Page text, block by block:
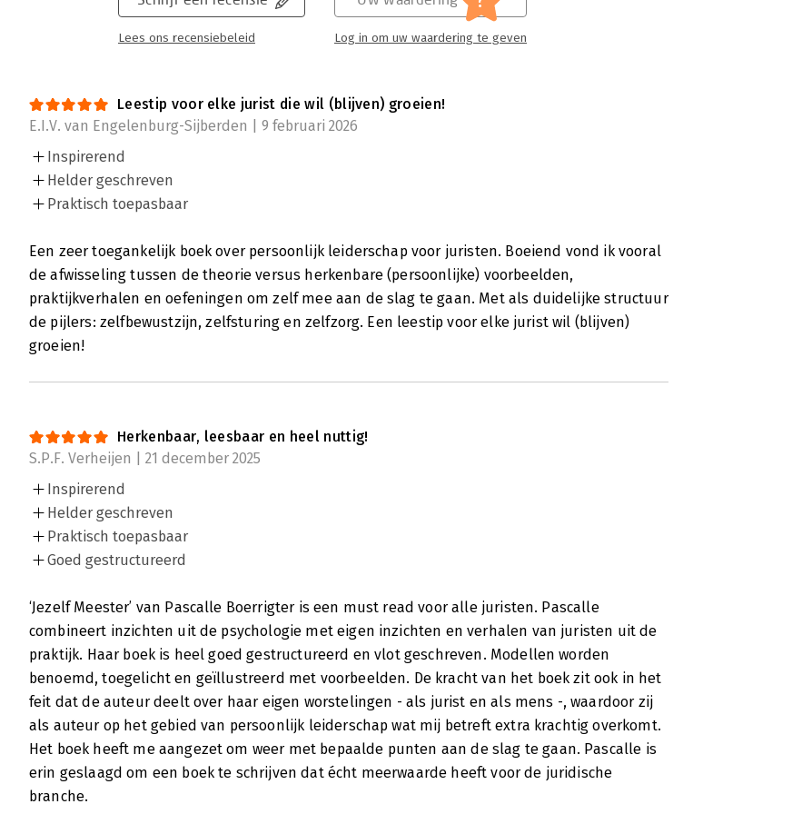
Lees ons recensiebeleid Log in om uw waardering te geven
Leestip voor elke jurist die wil (blijven) groeien!
E.I.V. van Engelenburg-Sijberden | 9 februari 2026
Inspirerend
Helder geschreven
Praktisch toepasbaar
Een zeer toegankelijk boek over persoonlijk leiderschap voor juristen. Boeiend vond ik vooral
de afwisseling tussen de theorie versus herkenbare (persoonlijke) voorbeelden,
praktijkverhalen en oefeningen om zelf mee aan de slag te gaan. Met als duidelijke structuur
de pijlers: zelfbewustzijn, zelfsturing en zelfzorg. Een leestip voor elke jurist wil (blijven)
groeien!
Herkenbaar, leesbaar en heel nuttig!
S.P.F. Verheijen | 21 december 2025
Inspirerend
Helder geschreven
Praktisch toepasbaar
Goed gestructureerd
‘Jezelf Meester’ van Pascalle Boerrigter is een must read voor alle juristen. Pascalle
combineert inzichten uit de psychologie met eigen inzichten en verhalen van juristen uit de
praktijk. Haar boek is heel goed gestructureerd en vlot geschreven. Modellen worden
benoemd, toegelicht en geïllustreerd met voorbeelden. De kracht van het boek zit ook in het
feit dat de auteur deelt over haar eigen worstelingen - als jurist en als mens -, waardoor zij
als auteur op het gebied van persoonlijk leiderschap wat mij betreft extra krachtig overkomt.
Het boek heeft me aangezet om weer met bepaalde punten aan de slag te gaan. Pascalle is
erin geslaagd om een boek te schrijven dat écht meerwaarde heeft voor de juridische
branche.